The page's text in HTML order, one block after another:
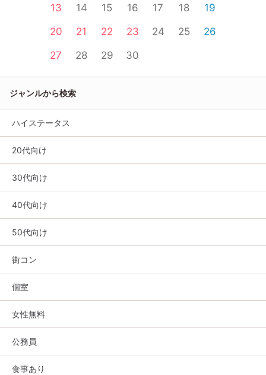
13
14 15 16 17 18
19
20
21 22 23 24 25
26
27
28 29 30
ジャンルから検索
ハイステータス
20代向け
30代向け
40代向け
50代向け
街コン
個室
女性無料
公務員
食事あり